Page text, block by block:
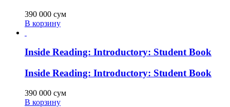
390 000 сум
В корзину
Inside Reading: Introductory: Student Book
Inside Reading: Introductory: Student Book
390 000 сум
В корзину